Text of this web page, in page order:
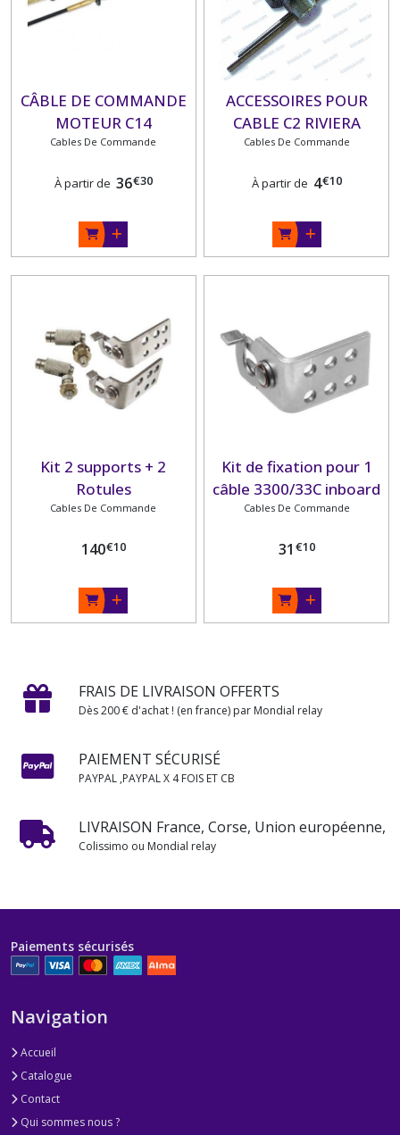
CÂBLE DE COMMANDE
MOTEUR C14
ULTRAFLEX , RIVIERA
Cables De Commande
À partir de 36€30
ACCESSOIRES POUR
CABLE C2 RIVIERA
Cables De Commande
À partir de 4€10
Kit 2 supports + 2
Rotules
Cables De Commande
140€10
Kit de fixation pour 1
câble 3300/33C inboard
Cables De Commande
31 €10
FRAIS DE LIVRAISON OFFERTS
Dès 200 € d'achat ! (en france) par Mondial relay
PAIEMENT SÉCURISÉ
PAYPAL ,PAYPAL X 4 FOIS ET CB
LIVRAISON France, Corse, Union européenne,
Colissimo ou Mondial relay
Paiements sécurisés
Navigation
Accueil
Catalogue
Contact
Qui sommes nous ?